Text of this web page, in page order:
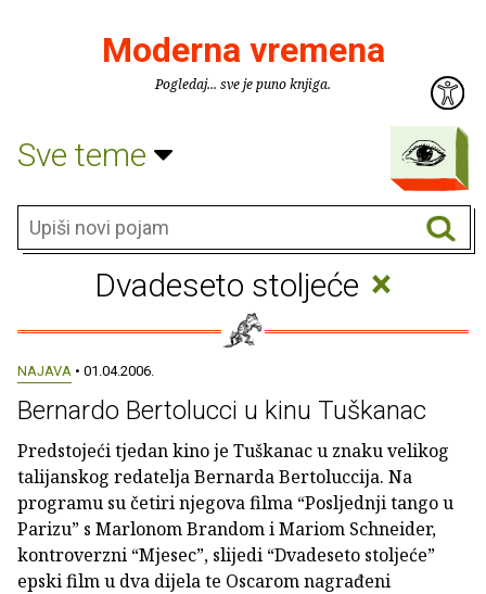
Moderna vremena
Pogledaj... sve je puno knjiga.
Sve teme
Dvadeseto stoljeće ×
NAJAVA • 01.04.2006.
Bernardo Bertolucci u kinu Tuškanac
Predstojeći tjedan kino je Tuškanac u znaku velikog
talijanskog redatelja Bernarda Bertoluccija. Na
programu su četiri njegova filma “Posljednji tango u
Parizu” s Marlonom Brandom i Mariom Schneider,
kontroverzni “Mjesec”, slijedi “Dvadeseto stoljeće”
epski film u dva dijela te Oscarom nagrađeni